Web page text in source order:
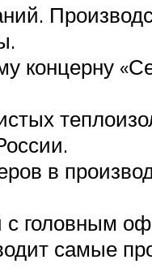
концерну
в
с головным
самые